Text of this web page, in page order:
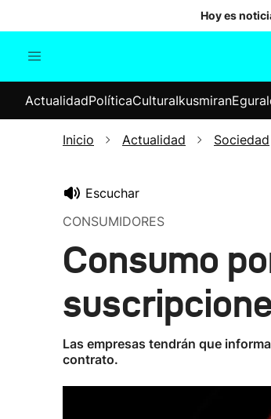
Hoy es
Internacional
Elecciones
ActualidadPolíticaCulturaIkusmiran
Inicio Actualidad Sociedad
Escuchar
CONSUMIDORES
Consumo
Las empresas tendrán que
contrato.